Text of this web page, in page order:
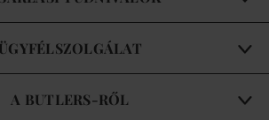
ÜGYFÉLSZOLGÁLAT
A BUTLERS-RŐL